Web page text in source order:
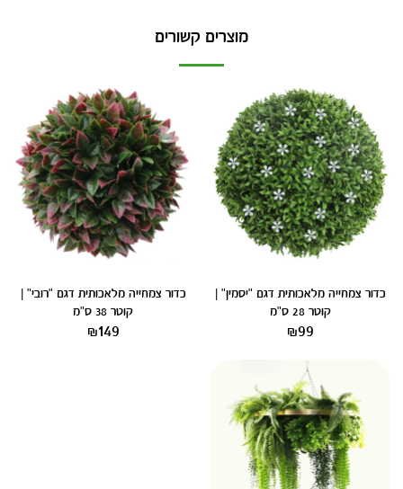
מוצרים קשורים
כדור צמחייה מלאכותית דגם "יסמין" |
קוטר 28 ס"מ
₪99
כדור צמחייה מלאכותית דגם "רובי" |
קוטר 38 ס"מ
₪149